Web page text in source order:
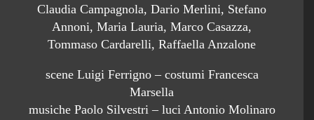
Claudia Campagnola, Dario Merlini, Stefano
Annoni, Maria Lauria, Marco Casazza,
Tommaso Cardarelli, Raffaella Anzalone
scene Luigi Ferrigno – costumi Francesca
Marsella
musiche Paolo Silvestri – luci Antonio Molinaro